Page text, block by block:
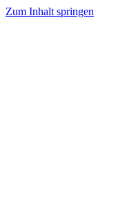
Zum Inhalt springen